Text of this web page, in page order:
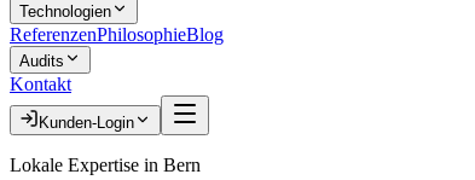
Technologien
ReferenzenPhilosophieBlog
Audits
Kontakt
Kunden-Login
Lokale Expertise in Bern